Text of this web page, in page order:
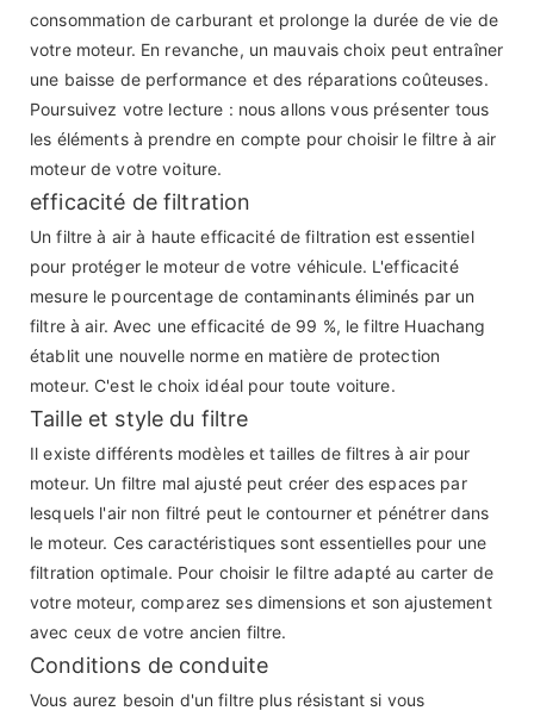
consommation de carburant et prolonge la durée de vie de
votre moteur. En revanche, un mauvais choix peut entraîner
une baisse de performance et des réparations coûteuses.
Poursuivez votre lecture : nous allons vous présenter tous
les éléments à prendre en compte pour choisir le filtre à air
moteur de votre voiture.
efficacité de filtration
Un filtre à air à haute efficacité de filtration est essentiel
pour protéger le moteur de votre véhicule. L'efficacité
mesure le pourcentage de contaminants éliminés par un
filtre à air. Avec une efficacité de 99 %, le filtre Huachang
établit une nouvelle norme en matière de protection
moteur. C'est le choix idéal pour toute voiture.
Taille et style du filtre
Il existe différents modèles et tailles de filtres à air pour
moteur. Un filtre mal ajusté peut créer des espaces par
lesquels l'air non filtré peut le contourner et pénétrer dans
le moteur. Ces caractéristiques sont essentielles pour une
filtration optimale. Pour choisir le filtre adapté au carter de
votre moteur, comparez ses dimensions et son ajustement
avec ceux de votre ancien filtre.
Conditions de conduite
Vous aurez besoin d'un filtre plus résistant si vous